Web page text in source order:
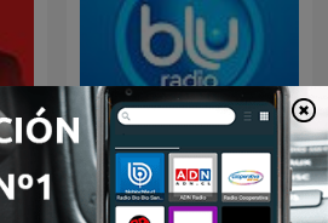
Blog Deportivo